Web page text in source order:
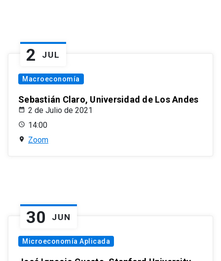
2 JUL
Macroeconomía
Sebastián Claro, Universidad de Los Andes
2 de Julio de 2021
14:00
Zoom
30 JUN
Microeconomía Aplicada